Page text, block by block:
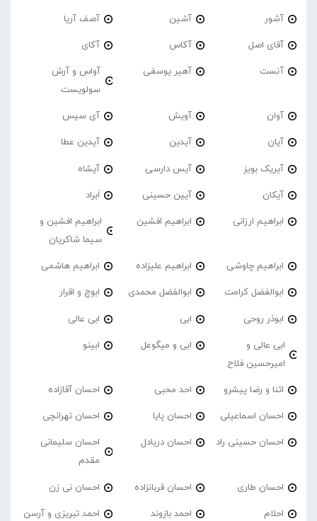
آشور آشین آصف آریا
آقای اصل آکاس آکای
آنست آهیر یوسفی
آواس و آرش
سولویست
آوان آویش آی سیس
آیان آیدین آیدین عطا
آیریک بویز آیس دارسی آیشاه
آیکان آیین حسینی اَبراد
ابراهیم ارزانی ابراهیم افشین
ابراهیم افشین و
سیما شاکریان
ابراهیم چاوشی ابراهیم علیزاده ابراهیم هاشمی
ابوالفضل کرامت ابوالفضل محمدی ابوچ و اقرار
ابوذر روحی ابی ابی عالی
ابی عالی و
امیرحسین فلاح
ابی و میگوعل ابینو
اثنا و رضا پیشرو احد محبی احسان آقازاده
احسان اسماعیلی احسان پایا احسان تهرانچی
احسان حسینی راد احسان دریادل
احسان سلیمانی
مقدم
احسان طاری احسان قربانزاده احسان نی زن
احلام احمد بازوند احمد تبریزی و آرسن